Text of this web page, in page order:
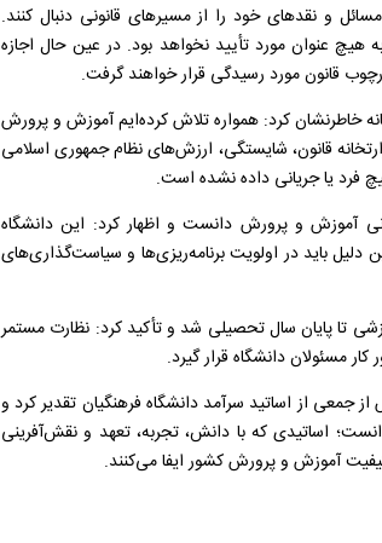
و نقدهای خود را از مسیرهای قانونی دنبال کنند.
هیچ عنوان مورد تأیید نخواهد بود. در عین حال اجازه
قانون مورد رسیدگی قرار خواهند گرفت.
خاطرنشان کرد: همواره تلاش کرده‌ایم آموزش و پرورش
قانون، شایستگی، ارزش‌های نظام جمهوری اسلامی
فرد یا جریانی داده نشده است.
آموزش و پرورش دانست و اظهار کرد: این دانشگاه
باید در اولویت برنامه‌ریزی‌ها و سیاست‌گذاری‌های
تا پایان سال تحصیلی شد و تأکید کرد: نظارت مستمر
مسئولان دانشگاه قرار گیرد.
از اساتید سرآمد دانشگاه فرهنگیان تقدیر کرد و
اساتیدی که با دانش، تجربه، تعهد و نقش‌آفرینی
آموزش و پرورش کشور ایفا می‌کنند.